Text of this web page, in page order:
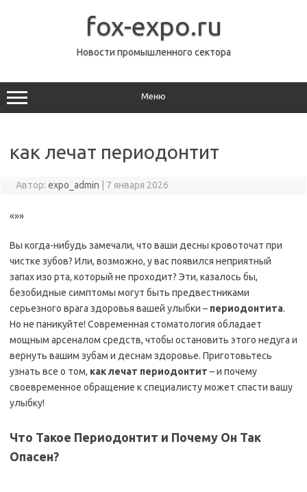
fox-expo.ru
Новости промышленного сектора
Меню
как лечат периодонтит
Автор: expo_admin 7 января 2026
«»»
Вы когда-нибудь замечали, что ваши десны кровоточат при
чистке зубов? Или, возможно, у вас появился неприятный
запах изо рта, который не проходит? Эти, казалось бы,
безобидные симптомы могут быть предвестниками
серьезного врага здоровья вашей улыбки – периодонтита.
Но не паникуйте! Современная стоматология обладает
мощным арсеналом средств, чтобы остановить этого недуга и
вернуть вашим зубам и деснам здоровье. Приготовьтесь
узнать все о том, как лечат периодонтит – и почему
своевременное обращение к специалисту может спасти вашу
улыбку!
Что Такое Периодонтит и Почему Он Так
Опасен?